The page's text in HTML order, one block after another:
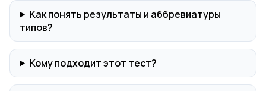
Как понять результаты и аббревиатуры
типов?
Кому подходит этот тест?